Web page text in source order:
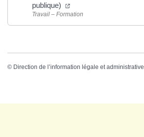
publique)
Travail – Formation
© Direction de l’information légale et administrative